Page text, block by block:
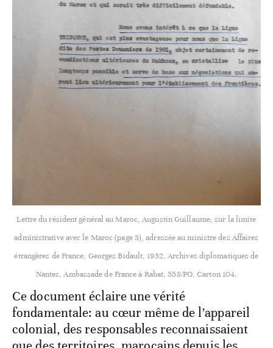
Lettre du résident général au Maroc, Augustin Guillaume, sur la limite
administrative avec le Maroc (page 3), adressée au ministre des Affaires
étrangères de France, Georges Bidault, 1952, Archives diplomatiques de
Nantes, Ambassade de France à Rabat, 558/PO, Carton 104.
Ce document éclaire une vérité
fondamentale: au cœur même de l’appareil
colonial, des responsables reconnaissaient